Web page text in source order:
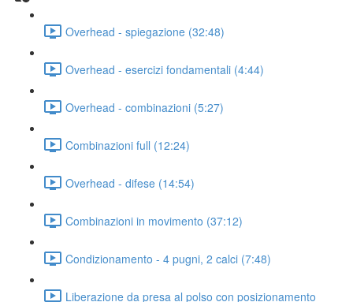
Overhead - spiegazione (32:48)
Overhead - esercizi fondamentali (4:44)
Overhead - combinazioni (5:27)
Combinazioni full (12:24)
Overhead - difese (14:54)
Combinazioni in movimento (37:12)
Condizionamento - 4 pugni, 2 calci (7:48)
Liberazione da presa al polso con posizionamento